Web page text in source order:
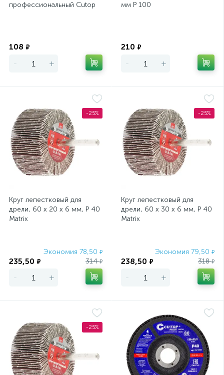
профессиональный Cutop
108 ₽
- +
мм P 100
210 ₽
- +
-25%
Круг лепестковый для
дрели, 60 х 20 х 6 мм, P 40
Matrix
Экономия 78,50 ₽
235,50 ₽ 314₽
- +
-25%
Круг лепестковый для
дрели, 60 х 30 х 6 мм, P 40
Matrix
Экономия 79,50 ₽
238,50 ₽ 318₽
- +
-25%